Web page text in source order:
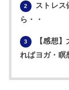
2
ストレス
ら・・
3
【感想
ればヨガ・瞑